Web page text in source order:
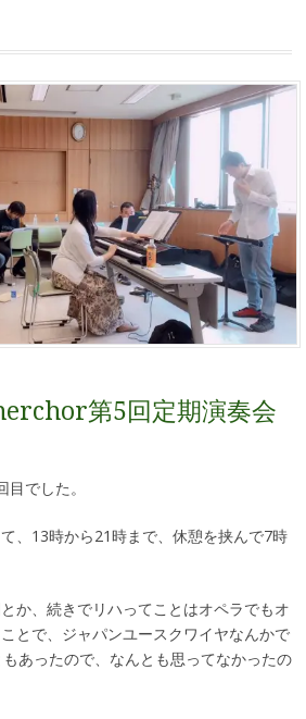
第5回定期演奏会
でした。
、13時から21時まで、休憩を挟んで7時
か、続きでリハってことはオペラでもオ
とで、ジャパンユースクワイヤなんかで
あったので、なんとも思ってなかったの